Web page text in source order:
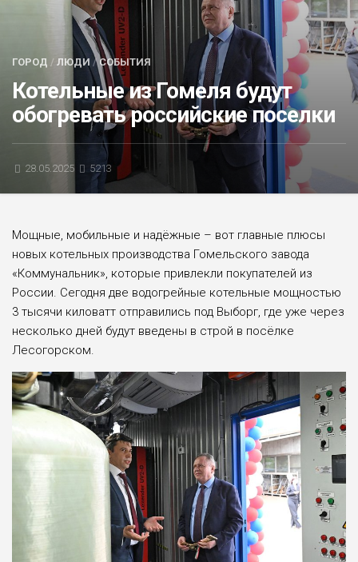
БЛИЦ-ОПРОС
АФИША
ГОРОД / ЛЮДИ / СОБЫТИЯ
Котельные из Гомеля будут
обогревать российские поселки
28.05.2025 5213
Мощные, мобильные и надёжные – вот главные плюсы
новых котельных производства Гомельского завода
«Коммунальник», которые привлекли покупателей из
России. Сегодня две водогрейные котельные мощностью
3 тысячи киловатт отправились под Выборг, где уже через
несколько дней будут введены в строй в посёлке
Лесогорском.